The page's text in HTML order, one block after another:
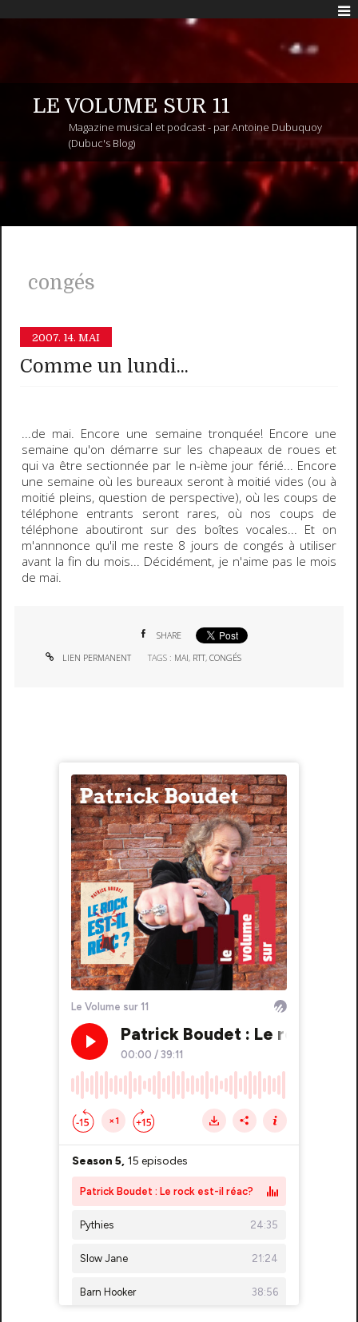
LE VOLUME SUR 11
Magazine musical et podcast - par Antoine Dubuquoy
(Dubuc's Blog)
congés
2007. 14. MAI
Comme un lundi...
...de mai. Encore une semaine tronquée! Encore une
semaine qu'on démarre sur les chapeaux de roues et
qui va être sectionnée par le n-ième jour férié... Encore
une semaine où les bureaux seront à moitié vides (ou à
moitié pleins, question de perspective), où les coups de
téléphone entrants seront rares, où nos coups de
téléphone aboutiront sur des boîtes vocales... Et on
m'annnonce qu'il me reste 8 jours de congés à utiliser
avant la fin du mois... Décidément, je n'aime pas le mois
de mai.
SHARE
LIEN PERMANENT TAGS : MAI, RTT,CONGÉS